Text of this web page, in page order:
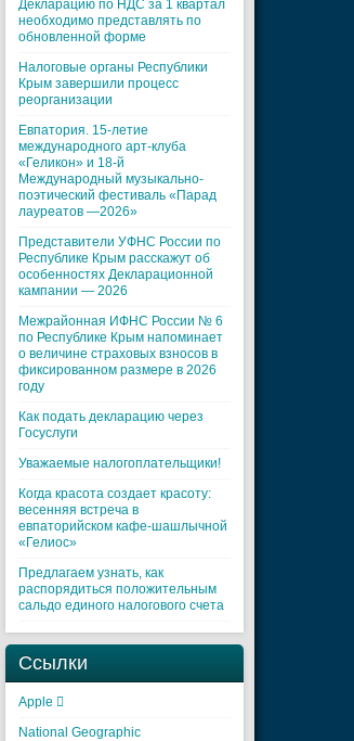
Декларацию по НДС за 1 квартал
необходимо представлять по
обновленной форме
Налоговые органы Республики
Крым завершили процесс
реорганизации
Евпатория. 15-летие
международного арт-клуба
«Геликон» и 18-й
Международный музыкально-
поэтический фестиваль «Парад
лауреатов —2026»
Представители УФНС России по
Республике Крым расскажут об
особенностях Декларационной
кампании — 2026
Межрайонная ИФНС России № 6
по Республике Крым напоминает
о величине страховых взносов в
фиксированном размере в 2026
году
Как подать декларацию через
Госуслуги
Уважаемые налогоплательщики!
Когда красота создает красоту:
весенняя встреча в
евпаторийском кафе-шашлычной
«Гелиос»
Предлагаем узнать, как
распорядиться положительным
сальдо единого налогового счета
Ссылки
Apple 
National Geographic